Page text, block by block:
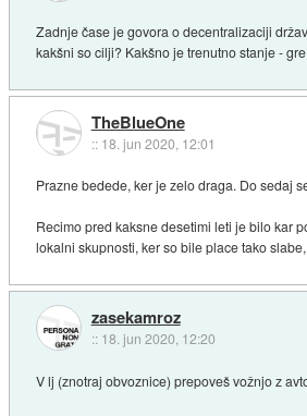
Zadnje čase je govora o decentralizaciji
kakšni so cilji? Kakšno je trenutno stanje -
TheBlueOne
:: 18. jun 2020, 12:01
Prazne bedede, ker je zelo draga. Do sedaj
Recimo pred kaksne desetimi leti je bilo kar
lokalni skupnosti, ker so bile place tako
zasekamroz
:: 18. jun 2020, 12:20
V lj (znotraj obvoznice) prepoveš vožnjo z